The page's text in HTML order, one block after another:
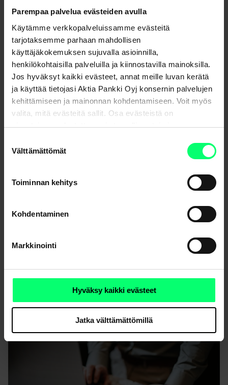
Parempaa palvelua evästeiden avulla
Käytämme verkkopalveluissamme evästeitä
tarjotaksemme parhaan mahdollisen
käyttäjäkokemuksen sujuvalla asioinnilla,
henkilökohtaisilla palveluilla ja kiinnostavilla mainoksilla.
Jos hyväksyt kaikki evästeet, annat meille luvan kerätä
ja käyttää tietojasi Aktia Pankki Oyj konsernin palvelujen
kehittämiseen ja mainonnan kohdentamiseen. Voit myös
valita, mitä evästeitä sallit. Osa evästeistä on
sivustojemme luotettavan ja turvallisen toiminnan
valinta
Välttämättömät
Toiminnan kehitys
Kohdentaminen
Markkinointi
Hyväksy kaikki evästeet
Jatka välttämättömillä
Jaa
Lisää lukemista aiheesta
suojaudut verkkohyökkäyksiä vastaan